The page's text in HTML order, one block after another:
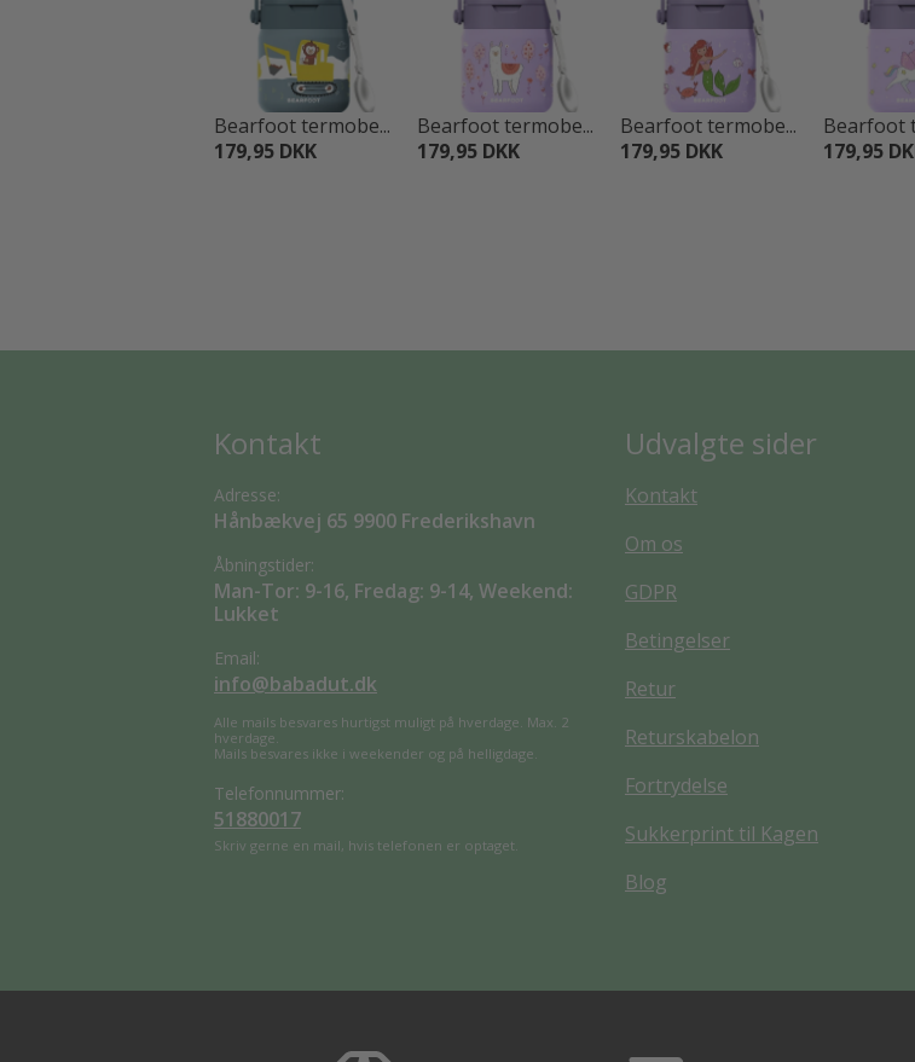
Bearfoot termobe...
179,95 DKK
Bearfoot termobe...
179,95 DKK
Bearfoot termobe...
179,95 DKK
Bearfoot
179,95
Kontakt
Adresse:
Hånbækvej 65 9900 Frederikshavn
Åbningstider:
Man-Tor: 9-16, Fredag: 9-14, Weekend:
Lukket
Email:
info@babadut.dk
Alle mails besvares hurtigst muligt på hverdage. Max. 2
hverdage.
Mails besvares ikke i weekender og på helligdage.
Telefonnummer:
51880017
Skriv gerne en mail, hvis telefonen er optaget.
Udvalgte sider
Kontakt
Om os
GDPR
Betingelser
Retur
Returskabelon
Fortrydelse
Sukkerprint til Kagen
Blog